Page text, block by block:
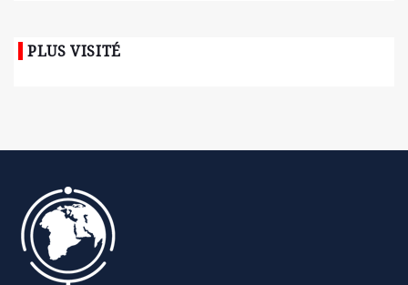
PLUS VISITÉ